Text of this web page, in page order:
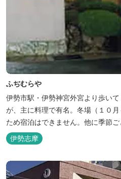
ふぢむらや
伊勢市駅・伊勢神宮外宮より歩い
が、主に料理で有名。冬場（１０
ため宿泊はできません。他に季節
理もお楽しみ頂けます。
伊勢志摩